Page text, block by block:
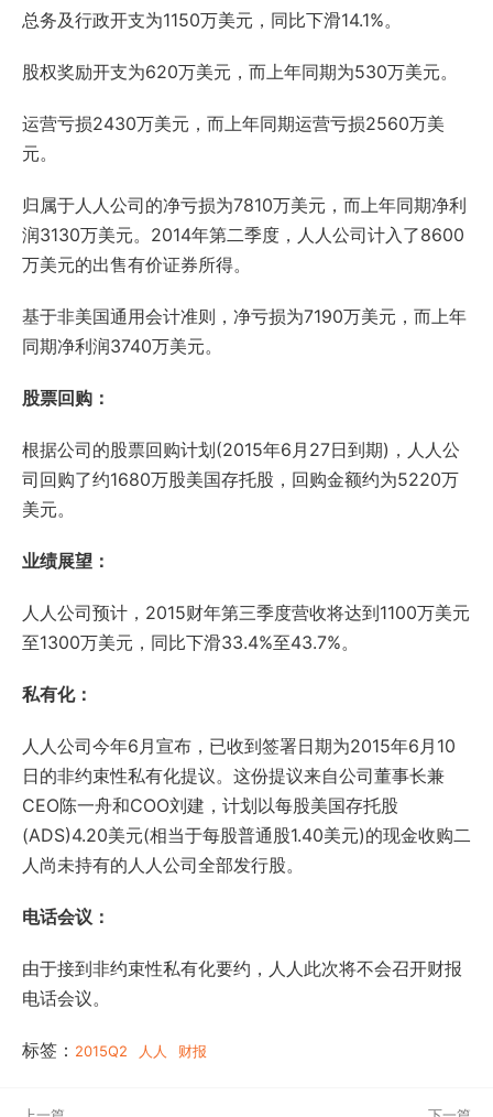
总务及行政开支为1150万美元，同比下滑14.1%。
股权奖励开支为620万美元，而上年同期为530万美元。
运营亏损2430万美元，而上年同期运营亏损2560万美
元。
归属于人人公司的净亏损为7810万美元，而上年同期净利
润3130万美元。2014年第二季度，人人公司计入了8600
万美元的出售有价证券所得。
基于非美国通用会计准则，净亏损为7190万美元，而上年
同期净利润3740万美元。
股票回购：
根据公司的股票回购计划(2015年6月27日到期)，人人公
司回购了约1680万股美国存托股，回购金额约为5220万
美元。
业绩展望：
人人公司预计，2015财年第三季度营收将达到1100万美元
至1300万美元，同比下滑33.4%至43.7%。
私有化：
人人公司今年6月宣布，已收到签署日期为2015年6月10
日的非约束性私有化提议。这份提议来自公司董事长兼
CEO陈一舟和COO刘建，计划以每股美国存托股
(ADS)4.20美元(相当于每股普通股1.40美元)的现金收购二
人尚未持有的人人公司全部发行股。
电话会议：
由于接到非约束性私有化要约，人人此次将不会召开财报
电话会议。
标签： 2015Q2 人人 财报